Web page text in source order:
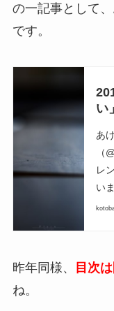
の一記事として
です。
い」
あ
（
レ
い
昨年同様、 目次
ね。